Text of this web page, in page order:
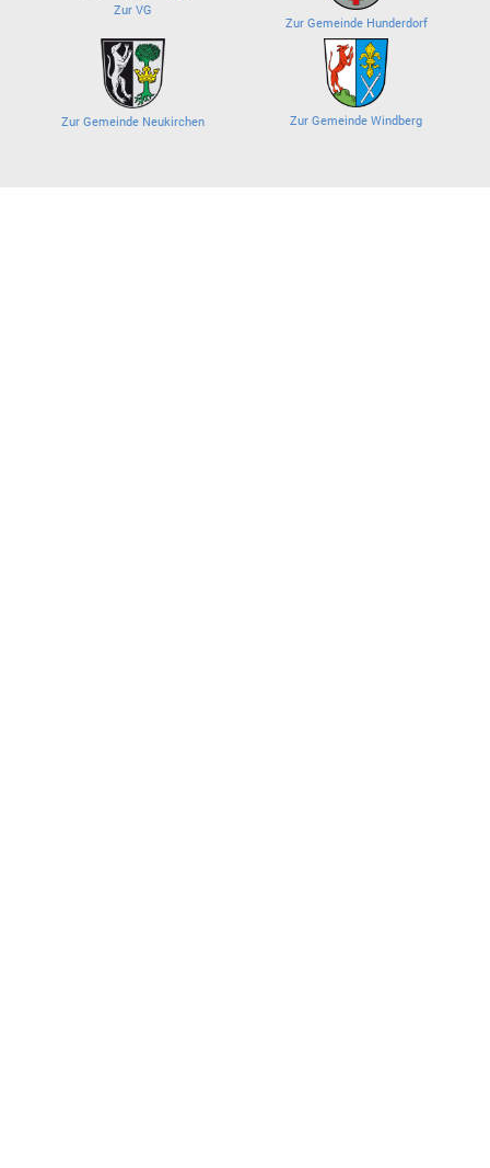
Zur VG
Zur Gemeinde Hunderdorf
Zur Gemeinde Neukirchen Zur Gemeinde Windberg